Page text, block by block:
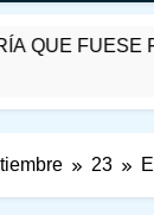
FUESE
23